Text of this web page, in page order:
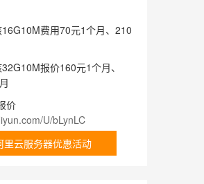
费用70元1个月、210
报价160元1个月、
价
U/bLynLC
里云服务器优惠活动